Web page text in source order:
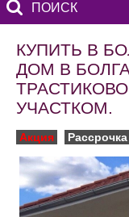
ПОИСК
КУПИТЬ В
ДОМ В
УЧАСТКОМ.
Акция Рассрочка